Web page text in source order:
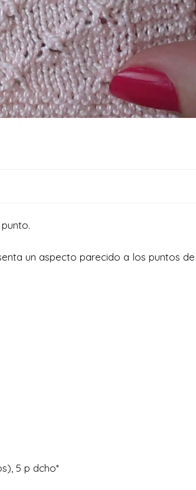
un aspecto parecido a los puntos de
5 p dcho*